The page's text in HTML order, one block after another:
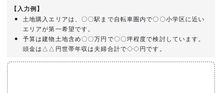
【入力例】
土地購入エリアは、〇〇駅まで自転車圏内で〇〇小学区に近い
エリアが第一希望です。
予算は建物土地含め〇〇万円で〇〇坪程度で検討しています。
頭金は△△円世帯年収は夫婦合計で◇◇円です。